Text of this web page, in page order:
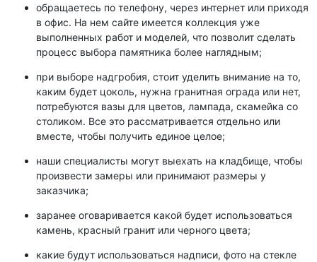
обращаетесь по телефону, через интернет или приходя
в офис. На нем сайте имеется коллекция уже
выполненных работ и моделей, что позволит сделать
процесс выбора памятника более наглядным;
при выборе надгробия, стоит уделить внимание на то,
каким будет цоколь, нужна гранитная ограда или нет,
потребуются вазы для цветов, лампада, скамейка со
столиком. Все это рассматривается отдельно или
вместе, чтобы получить единое целое;
наши специалисты могут выехать на кладбище, чтобы
произвести замеры или принимают размеры у
заказчика;
заранее оговаривается какой будет использоваться
камень, красный гранит или черного цвета;
какие будут использоваться надписи, фото на стекле